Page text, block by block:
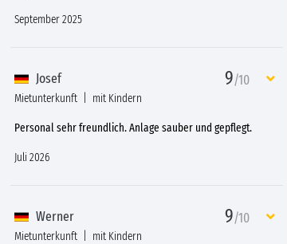
September 2025
Josef 9/10
Mietunterkunft mit Kindern
Personal sehr freundlich. Anlage sauber und gepflegt.
Juli 2026
Werner 9/10
Mietunterkunft mit Kindern